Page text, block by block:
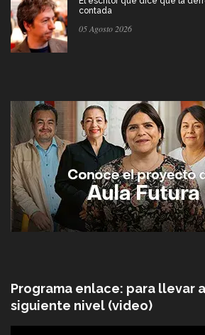
contada
05 Agosto 2026
Programa enlace: para llevar
siguiente nivel (video)